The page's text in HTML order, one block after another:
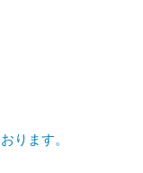
ります。